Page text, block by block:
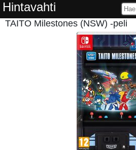
Hintavahti
TAITO Milestones (NSW) -peli